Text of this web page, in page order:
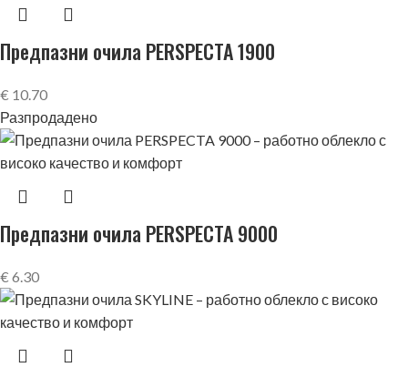
Предпазни очила PERSPECTA 1900
€ 10.70
Разпродадено
Предпазни очила PERSPECTA 9000
€ 6.30